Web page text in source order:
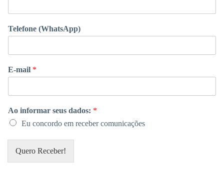
Telefone (WhatsApp)
E-mail *
Ao informar seus dados: *
Eu concordo em receber comunicações
Quero Receber!